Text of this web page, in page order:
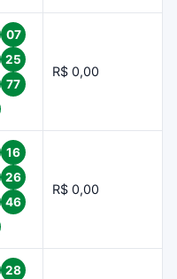
07
25
77
R$ 0,00
16
26
46
R$ 0,00
28